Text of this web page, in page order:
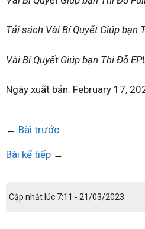
Tải sách Vài Bí Quyết Giúp bạn
Vài Bí Quyết Giúp bạn Thi Đỗ
Ngày xuất bản: February 17,
← Bài trước
Bài kế tiếp →
Cập nhật lúc 7:11 - 21/03/2023